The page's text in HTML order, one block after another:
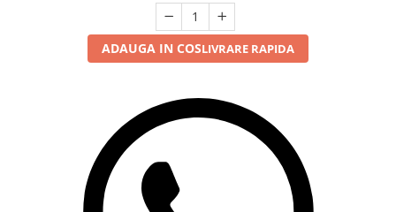
ADAUGA IN COSLIVRARE RAPIDA